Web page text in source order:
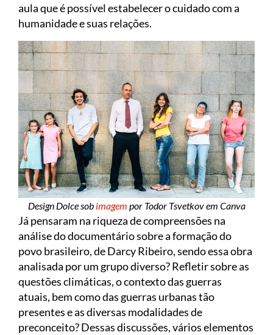
aula que é possível estabelecer o cuidado com a
humanidade e suas relações.
Design Dolce sob imagem por Todor Tsvetkov em Canva
Já pensaram na riqueza de compreensões na
análise do documentário sobre a formação do
povo brasileiro, de Darcy Ribeiro, sendo essa obra
analisada por um grupo diverso? Refletir sobre as
questões climáticas, o contexto das guerras
atuais, bem como das guerras urbanas tão
presentes e as diversas modalidades de
preconceito? Dessas discussões, vários elementos